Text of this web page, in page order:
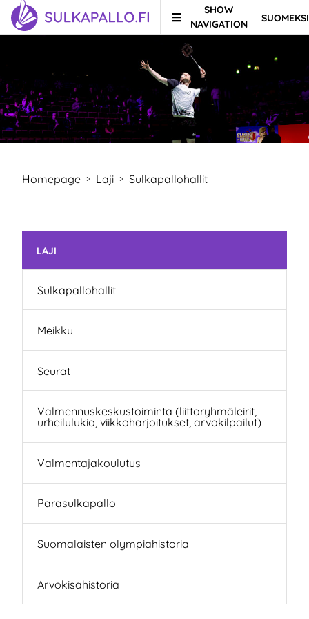
Skip to content
TO HOMEPAGE
SHOW
NAVIGATION
SUOMEKSI
Homepage > Laji > Sulkapallohallit
Skip subnavigation
LAJI
Sulkapallohallit
Meikku
Seurat
Valmennuskeskustoiminta (liittoryhmäleirit,
urheilulukio, viikkoharjoitukset, arvokilpailut)
Valmentajakoulutus
Parasulkapallo
Suomalaisten olympiahistoria
Arvokisahistoria